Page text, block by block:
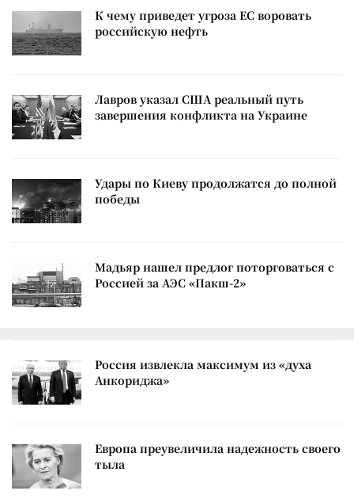
К чему приведет угроза ЕС воровать
российскую нефть
Лавров указал США реальный путь
завершения конфликта на Украине
Удары по Киеву продолжатся до полной
победы
Мадьяр нашел предлог поторговаться с
Россией за АЭС «Пакш-2»
Россия извлекла максимум из «духа
Анкориджа»
Европа преувеличила надежность своего
тыла